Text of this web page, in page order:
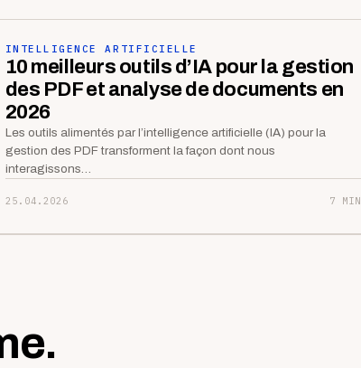
INTELLIGENCE ARTIFICIELLE
10 meilleurs outils d’IA pour la gestion
des PDF et analyse de documents en
2026
Les outils alimentés par l’intelligence artificielle (IA) pour la
gestion des PDF transforment la façon dont nous
interagissons…
25.04.2026 7 MIN